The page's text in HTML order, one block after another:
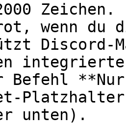
Zeichen.
wenn du
Discord-
Befehl
unten).